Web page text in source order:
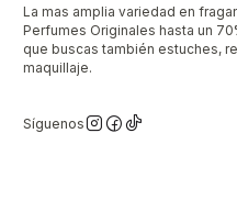
La mas amplia variedad en
Perfumes Originales hasta un
que buscas también estuches,
maquillaje.
Síguenos